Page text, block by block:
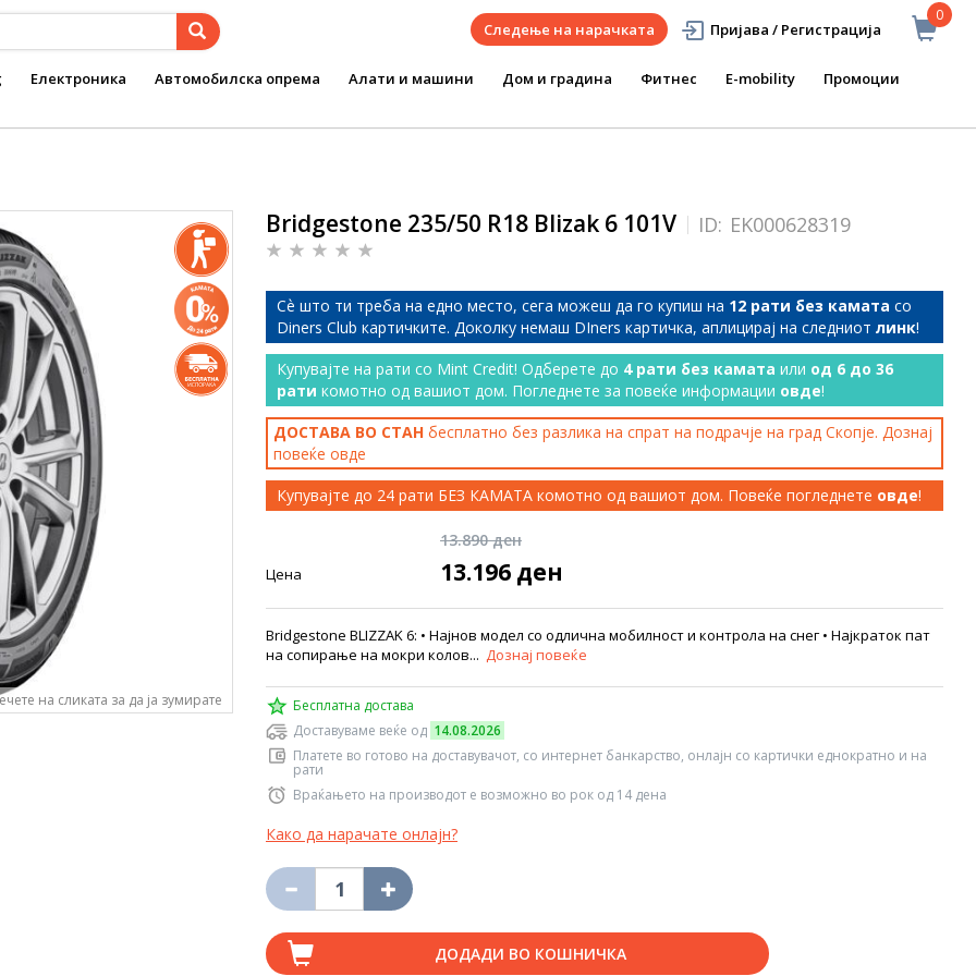
0
Следење на нарачката Пријава / Регистрација
Електроника Автомобилска опрема Алати и машини Дом и градина Фитнес E-mobility Промоции
на сликата за да ја зумирате
Bridgestone 235/50 R18 Blizak 6 101V ID: EK000628319
Сѐ што ти треба на едно место, сега можеш да го купиш на 12 рати без камата со
Diners Club картичките. Доколку немаш DIners картичка, аплицирај на следниот линк!
Купувајте на рати со Mint Credit! Одберете до 4 рати без камата или од 6 до 36
рати комотно од вашиот дом. Погледнете за повеќе информации овде!
ДОСТАВА ВО СТАН бесплатно без разлика на спрат на подрачје на град Скопје. Дознај
повеќе овде
Купувајте до 24 рати БЕЗ КАМАТА комотно од вашиот дом. Повеќе погледнете овде!
13.890 ден
Цена 13.196 ден
Bridgestone BLIZZAK 6: • Најнов модел со одлична мобилност и контрола на снег • Најкраток пат
на сопирање на мокри колов... Дознај повеќе
Бесплатна достава
Доставуваме веќе од 14.08.2026
Платете во готово на доставувачот, со интернет банкарство, онлајн со картички еднократно и на
рати
Враќањето на производот е возможно во рок од 14 дена
Како да нарачате онлајн?
ДОДАДИ ВО КОШНИЧКА